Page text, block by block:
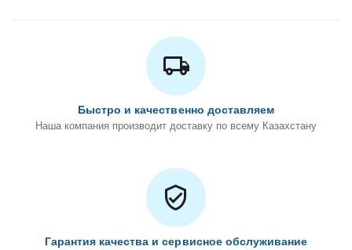
Быстро и качественно доставляем
Наша компания производит доставку по всему Казахстану
Гарантия качества и сервисное обслуживание